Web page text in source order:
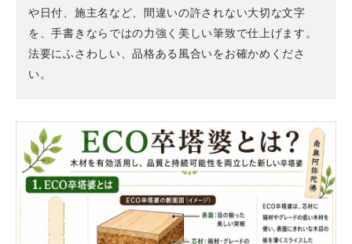
や日付、施主名など、間違いの許されない大切な文字
を、手書きならではの力強く美しい筆致で仕上げます。
法要にふさわしい、品格ある風合いをお確かめくださ
い。